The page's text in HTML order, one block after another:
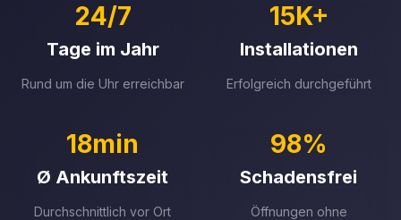
24/7
Tage im Jahr
Rund um die Uhr erreichbar
15K+
Installationen
Erfolgreich durchgeführt
18min
Ø Ankunftszeit
Durchschnittlich vor Ort
98%
Schadensfrei
Öffnungen ohne